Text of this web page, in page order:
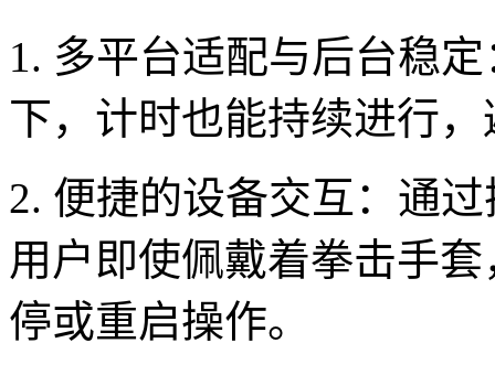
1. 多平台适配与后台稳
下，计时也能持续进行
2. 便捷的设备交互：通
用户即使佩戴着拳击手
停或重启操作。